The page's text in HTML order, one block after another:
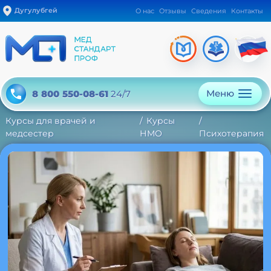
Дугулубгей О нас Отзывы Сведения Контакты
8 800 550-08-61 24/7 Меню
Курсы для врачей и
медсестер
Курсы
НМО
Психотерапия